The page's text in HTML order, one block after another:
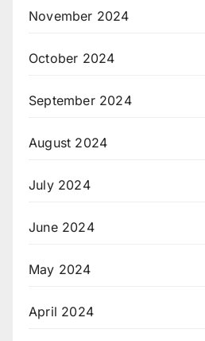
November 2024
October 2024
September 2024
August 2024
July 2024
June 2024
May 2024
April 2024